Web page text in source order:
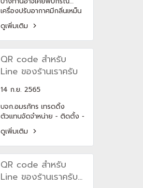
Smart และ XInverter
Plus ช่วยเลี่ยงการปะทะของ
ลมบนผิวเราให้ไม่แห้งเสีย
พร้อมรักษาความชุ่มชื้นใน
อากาศได้ถึง 30%ฟีเจอร์
ถนอมสุขภาพผิว GENTLE
TOUCH จาก แคเรียร์ มีใน
รุ่น Color Smart, XInverter
เครื่องปรับอากาศมีกลิ่นเหม็น
ไหม้! แม้จะไม่ใช่เหตุการณ์ที่พบ
เจอกันบ่อยๆ สาเหตุ : สายไฟ
เมนเข้าเครื่องหลวม หรือมี
อุปกรณ์ภายในเสียหาย
ดูเพิ่มเติม
QR code สำหรับ
Line ของร้านเราครับ
14 ก.ย. 2565
บจก.อมรภัทร เทรดดิ้ง
ตัวแทนจัดจำหน่าย - ติดตั้ง -
เครื่องปรับอากาศ Trane
Carrier เทรน แคเรียร์ - แอร์
บ้าน - แอร์โรงงาน - ชิลเลอร์
- ระบบท่อลม ดำเนินการโดย
วิศวกรผู้ชำนาญการ ศูนย์
อะไหล่เครื่องปรับอากาศ ชั้นนำ
ดูเพิ่มเติม
QR code สำหรับ
Line ของร้านเราครับ